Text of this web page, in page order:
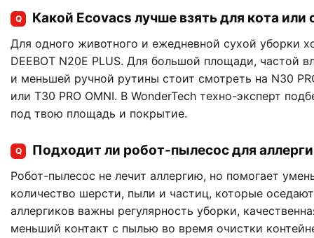
Q Какой Ecovacs лучше взять для кота или
Для одного животного и ежедневной сухой уборки
DEEBOT N20E PLUS. Для большой площади, частой
и меньшей ручной рутины стоит смотреть на N30
или T30 PRO OMNI. В WonderTech техно-эксперт
под твою площадь и покрытие.
Q Подходит ли робот-пылесос для
Робот-пылесос не лечит аллергию, но помогает
количество шерсти, пыли и частиц, которые
аллергиков важны регулярность уборки,
меньший контакт с пылью во время очистки